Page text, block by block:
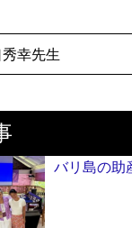
幸先生
バリ島の助